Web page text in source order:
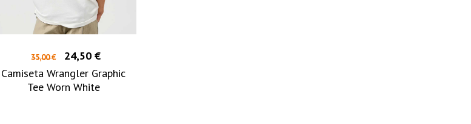
35,00 €
24,50 €
Camiseta Wrangler Graphic
Tee Worn White